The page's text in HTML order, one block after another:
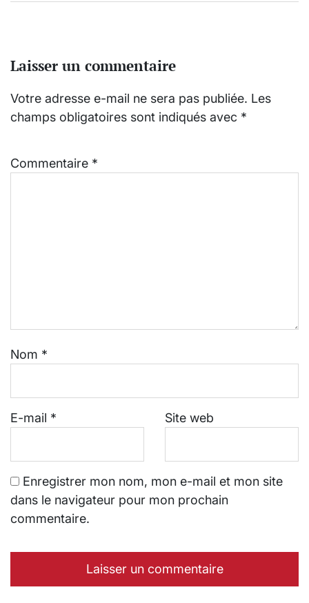
Laisser un commentaire
Votre adresse e-mail ne sera pas publiée. Les
champs obligatoires sont indiqués avec *
Commentaire *
Nom *
E-mail * Site web
Enregistrer mon nom, mon e-mail et mon site
dans le navigateur pour mon prochain
commentaire.